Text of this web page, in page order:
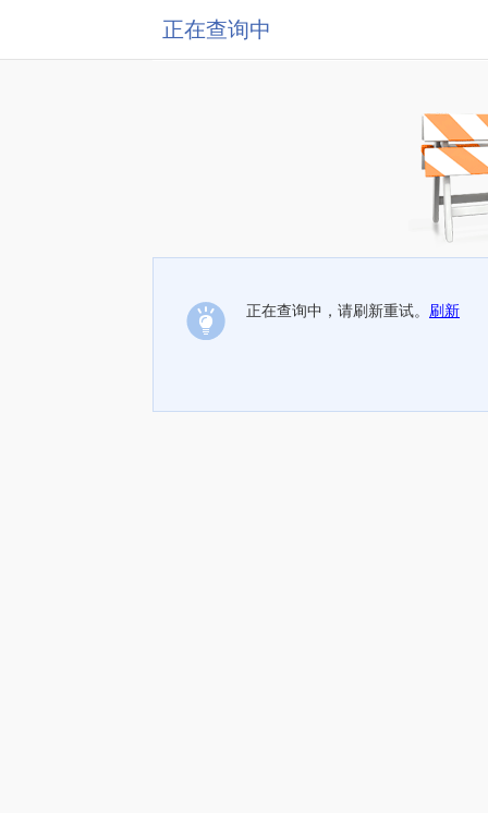
正在查询中
正在查询中，请刷新重试。 刷新